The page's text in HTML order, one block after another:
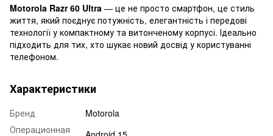
Motorola Razr 60 Ultra — це не просто смартфон, це стиль
життя, який поєднує потужність, елегантність і передові
технології у компактному та витонченому корпусі. Ідеально
підходить для тих, хто шукає новий досвід у користуванні
телефоном.
Характеристики
Бренд
Motorola
Операционная